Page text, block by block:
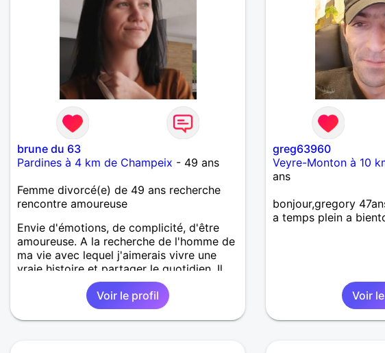
brune du 63
Pardines à 4 km de Champeix - 49 ans
Femme divorcé(e) de 49 ans recherche
rencontre amoureuse
Envie d'émotions, de complicité, d'être
amoureuse. A la recherche de l'homme de
ma vie avec lequel j'aimerais vivre une
vraie histoire et partager le quotidien. Il
devra être sincère, responsable,
ambitieux, entreprenant, fort de caractère
et avec le sens de l'humour. Il saura me
chouchouter et me mettre en valeur, me
Voir le profil
greg63960
Veyre-Monton à 10
ans
bonjour,gregory
a temps plein a
Voir